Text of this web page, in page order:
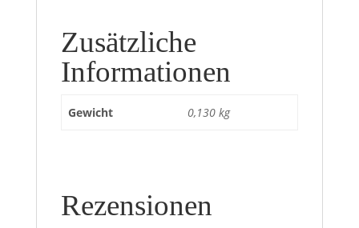
Zusätzliche
Informationen
Gewicht 0,130 kg
Rezensionen